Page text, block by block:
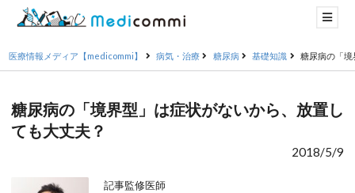
医療情報メディア【medicommi】 病気・治療 糖尿病 基礎知識 糖尿病の「
糖尿病の「境界型」は症状がないから、放置し
ても大丈夫？
2018/5/9
記事監修医師